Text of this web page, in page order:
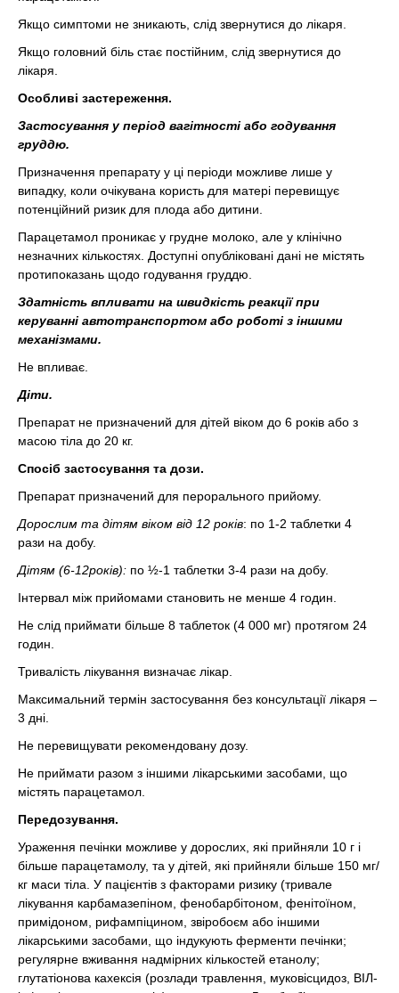
Якщо симптоми не зникають, слід звернутися до лікаря.
Якщо головний біль стає постійним, слід звернутися до
лікаря.
Особливі застереження.
Застосування у період вагітності або годування
груддю.
Призначення препарату у ці періоди можливе лише у
випадку, коли очікувана користь для матері перевищує
потенційний ризик для плода або дитини.
Парацетамол проникає у грудне молоко, але у клінічно
незначних кількостях. Доступні опубліковані дані не містять
протипоказань щодо годування груддю.
Здатність впливати на швидкість реакції при
керуванні автотранспортом або роботі з іншими
механізмами.
Не впливає.
Діти.
Препарат не призначений для дітей віком до 6 років або з
масою тіла до 20 кг.
Спосіб застосування та дози.
Препарат призначений для перорального прийому.
Дорослим та дітям віком від 12 років: по 1-2 таблетки 4
рази на добу.
Дітям (6-12років): по ½-1 таблетки 3-4 рази на добу.
Інтервал між прийомами становить не менше 4 годин.
Не слід приймати більше 8 таблеток (4 000 мг) протягом 24
годин.
Тривалість лікування визначає лікар.
Максимальний термін застосування без консультації лікаря –
3 дні.
Не перевищувати рекомендовану дозу.
Не приймати разом з іншими лікарськими засобами, що
містять парацетамол.
Передозування.
Ураження печінки можливе у дорослих, які прийняли 10 г і
більше парацетамолу, та у дітей, які прийняли більше 150 мг/
кг маси тіла. У пацієнтів з факторами ризику (тривале
лікування карбамазепіном, фенобарбітоном, фенітоїном,
примідоном, рифампіцином, звіробоєм або іншими
лікарськими засобами, що індукують ферменти печінки;
регулярне вживання надмірних кількостей етанолу;
глутатіонова кахексія (розлади травлення, муковісцидоз, ВІЛ-